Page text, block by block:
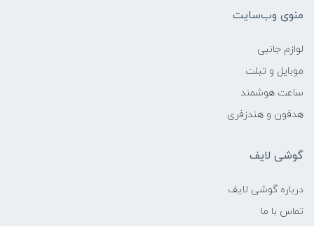
منوی وب‌سایت
لوازم جانبی
موبایل و تبلت
ساعت هوشمند
هدفون و هندزفری
گوشی لایف
درباره گوشی لایف
تماس با ما